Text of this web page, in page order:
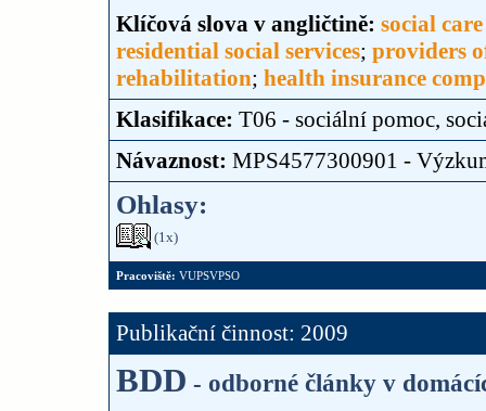
Klíčová slova v angličtině: social
residential social services; providers
rehabilitation; health insurance
Klasifikace: T06 - sociální pomoc,
Návaznost: MPS4577300901 -
Ohlasy:
(1x)
Pracoviště: VUPSVPSO
Publikační činnost: 2009
BDD - odborné články v